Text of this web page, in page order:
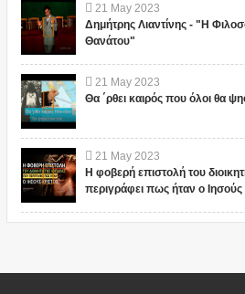
21 May 2023
Δημήτρης Λιαντίνης - "Η
Θανάτου"
21 May 2023
Θα ΄ρθει καιρός που όλοι θα
21 May 2023
Η φοβερή επιστολή του
περιγράφει πως ήταν ο Ιησούς